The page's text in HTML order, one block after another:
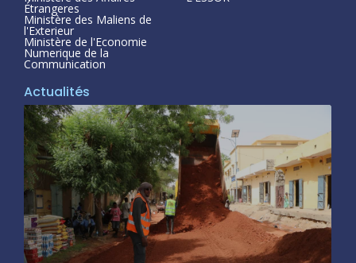
Étrangeres
Ministère des Maliens de
l'Exterieur
Ministère de l'Economie
Numerique de la
Communication
Actualités